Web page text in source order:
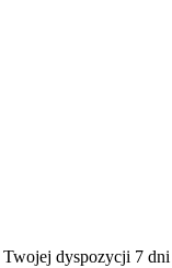
Twojej dyspozycji 7